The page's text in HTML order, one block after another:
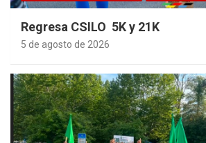
Regresa CSILO 5K y 21K
5 de agosto de 2026